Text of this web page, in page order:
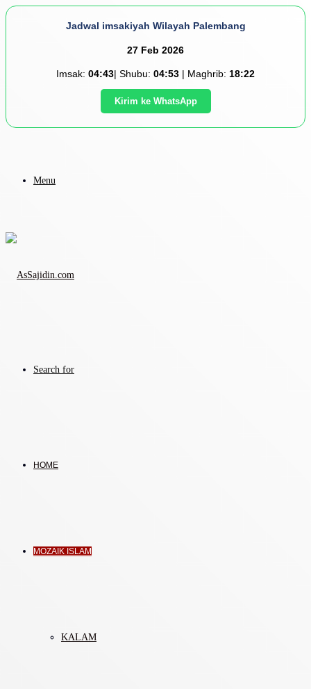
Jadwal imsakiyah Wilayah Palembang
27 Feb 2026
Imsak: 04:43| Shubu: 04:53 | Maghrib: 18:22
Kirim ke WhatsApp
Menu
Search for
HOME
MOZAIK ISLAM
KALAM